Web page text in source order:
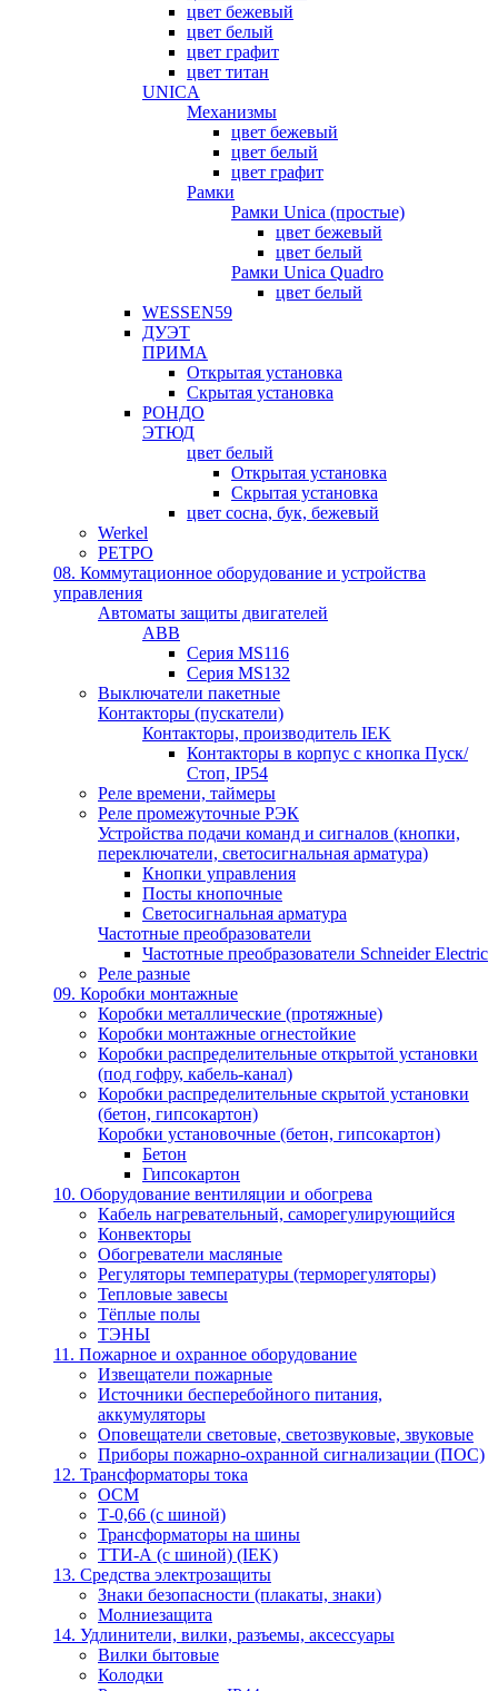
цвет бежевый
цвет белый
цвет графит
цвет титан
UNICA
Механизмы
цвет бежевый
цвет белый
цвет графит
Рамки
Рамки Unica (простые)
цвет бежевый
цвет белый
Рамки Unica Quadro
цвет белый
WESSEN59
ДУЭТ
ПРИМА
Открытая установка
Скрытая установка
РОНДО
ЭТЮД
цвет белый
Открытая установка
Скрытая установка
цвет сосна, бук, бежевый
Werkel
РЕТРО
08. Коммутационное оборудование и устройства
управления
Автоматы защиты двигателей
ABB
Серия MS116
Серия MS132
Выключатели пакетные
Контакторы (пускатели)
Контакторы, производитель IEK
Контакторы в корпус с кнопка Пуск/
Стоп, IP54
Реле времени, таймеры
Реле промежуточные РЭК
Устройства подачи команд и сигналов (кнопки,
переключатели, светосигнальная арматура)
Кнопки управления
Посты кнопочные
Светосигнальная арматура
Частотные преобразователи
Частотные преобразователи Schneider Electric
Реле разные
09. Коробки монтажные
Коробки металлические (протяжные)
Коробки монтажные огнестойкие
Коробки распределительные открытой установки
(под гофру, кабель-канал)
Коробки распределительные скрытой установки
(бетон, гипсокартон)
Коробки установочные (бетон, гипсокартон)
Бетон
Гипсокартон
10. Оборудование вентиляции и обогрева
Кабель нагревательный, саморегулирующийся
Конвекторы
Обогреватели масляные
Регуляторы температуры (терморегуляторы)
Тепловые завесы
Тёплые полы
ТЭНЫ
11. Пожарное и охранное оборудование
Извещатели пожарные
Источники бесперебойного питания,
аккумуляторы
Оповещатели световые, светозвуковые, звуковые
Приборы пожарно-охранной сигнализации (ПОС)
12. Трансформаторы тока
ОСМ
Т-0,66 (с шиной)
Трансформаторы на шины
ТТИ-А (с шиной) (IEK)
13. Средства электрозащиты
Знаки безопасности (плакаты, знаки)
Молниезащита
14. Удлинители, вилки, разъемы, аксессуары
Вилки бытовые
Колодки